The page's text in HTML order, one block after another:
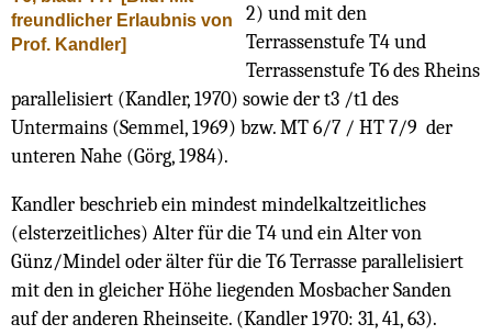
freundlicher Erlaubnis von
Prof. Kandler]
2) und mit den
Terrassenstufe T4 und
Terrassenstufe T6 des Rheins
parallelisiert (Kandler, 1970) sowie der t3 /t1 des
Untermains (Semmel, 1969) bzw. MT 6/7 / HT 7/9 der
unteren Nahe (Görg, 1984).
Kandler beschrieb ein mindest mindelkaltzeitliches
(elsterzeitliches) Alter für die T4 und ein Alter von
Günz/Mindel oder älter für die T6 Terrasse parallelisiert
mit den in gleicher Höhe liegenden Mosbacher Sanden
auf der anderen Rheinseite. (Kandler 1970: 31, 41, 63).